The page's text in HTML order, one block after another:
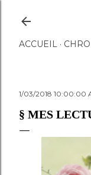
ACCUEIL
1/03/2018 10:00:00
§ MES